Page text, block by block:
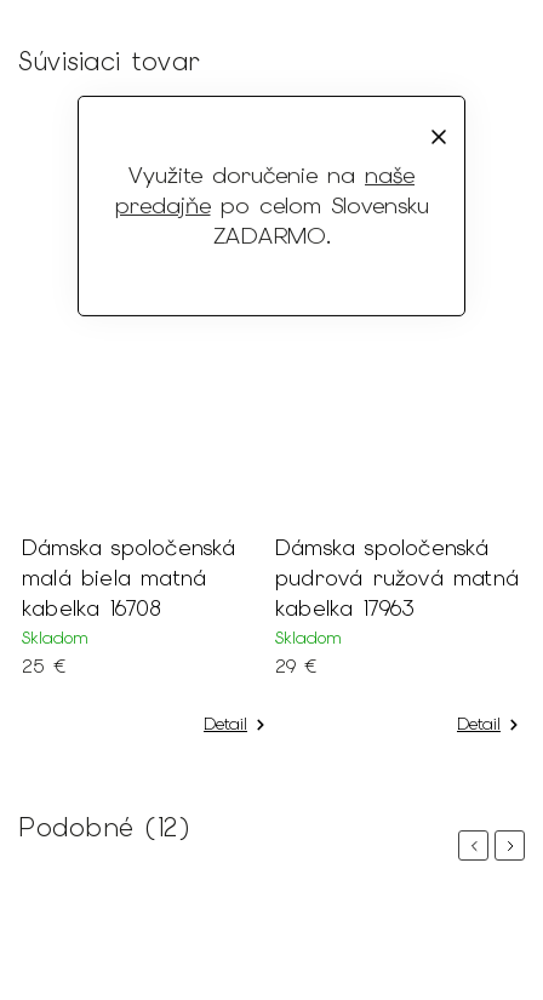
Využite doručenie na naše
predajňepo celom Slovensku
ZADARMO.
Súvisiaci tovar
Dámska spoločenská
malá biela matná
kabelka 16708
Skladom
25 €
Detail
Dámska spoločenská
pudrová ružová matná
kabelka 17963
Skladom
29 €
Detail
Podobné (12)
PreviousNext